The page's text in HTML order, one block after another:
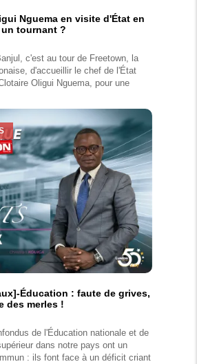
Nguema en visite d'État en
tournant ?
c'est au tour de Freetown, la
d'accueillir le chef de l'État
Oligui Nguema, pour une
Éducation : faute de grives,
des merles !
de l'Éducation nationale et de
dans notre pays ont un
: ils font face à un déficit criant